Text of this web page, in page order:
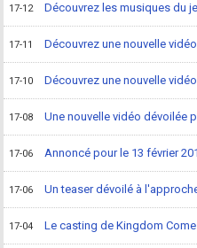
17-12 Découvrez les musiques du
17-11 Découvrez une nouvelle
17-10 Découvrez une nouvelle
17-08 Une nouvelle vidéo dévoilée
17-06 Annoncé pour le 13 février
17-06 Un teaser dévoilé à
17-04 Le casting de Kingdom